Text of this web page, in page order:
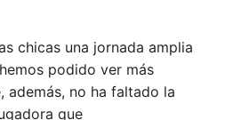
chicas una jornada amplia
podido ver más
además, no ha faltado la
que